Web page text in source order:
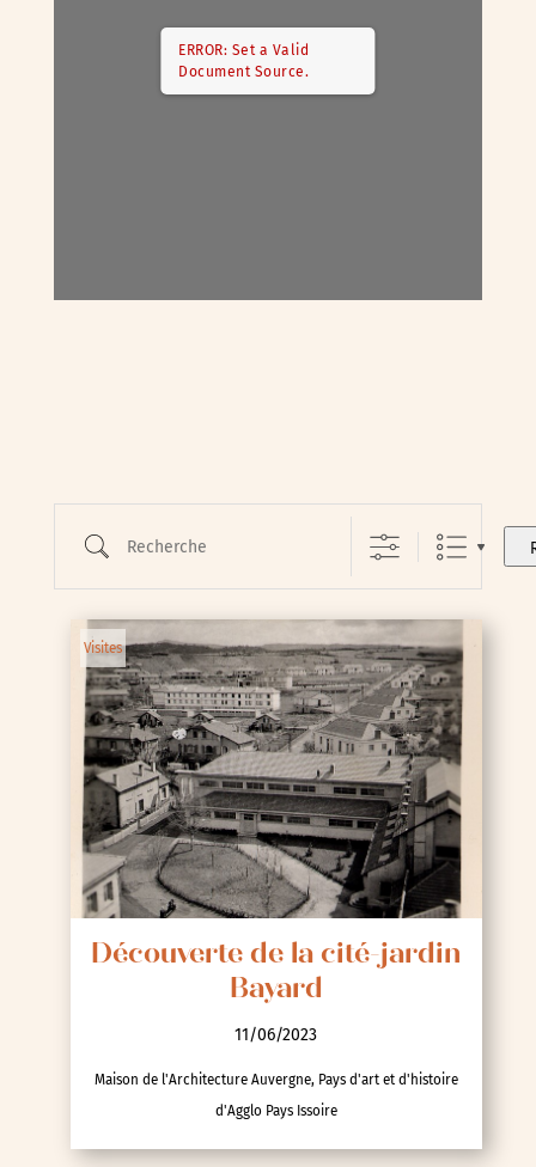
ERROR: Set a Valid
Document Source.
Visites
Découverte de la cité-jardin
Bayard
11/06/2023
Maison de l'Architecture Auvergne, Pays d'art et d'histoire
d'Agglo Pays Issoire